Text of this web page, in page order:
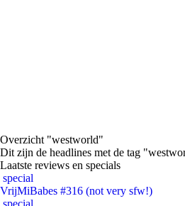
Overzicht "westworld"
Dit zijn de headlines met de tag
Laatste reviews en specials
special
VrijMiBabes #316 (not very sfw!)
special